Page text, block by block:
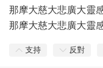
那摩大慈大悲廣大靈
那摩大慈大悲廣大靈
支持 反對